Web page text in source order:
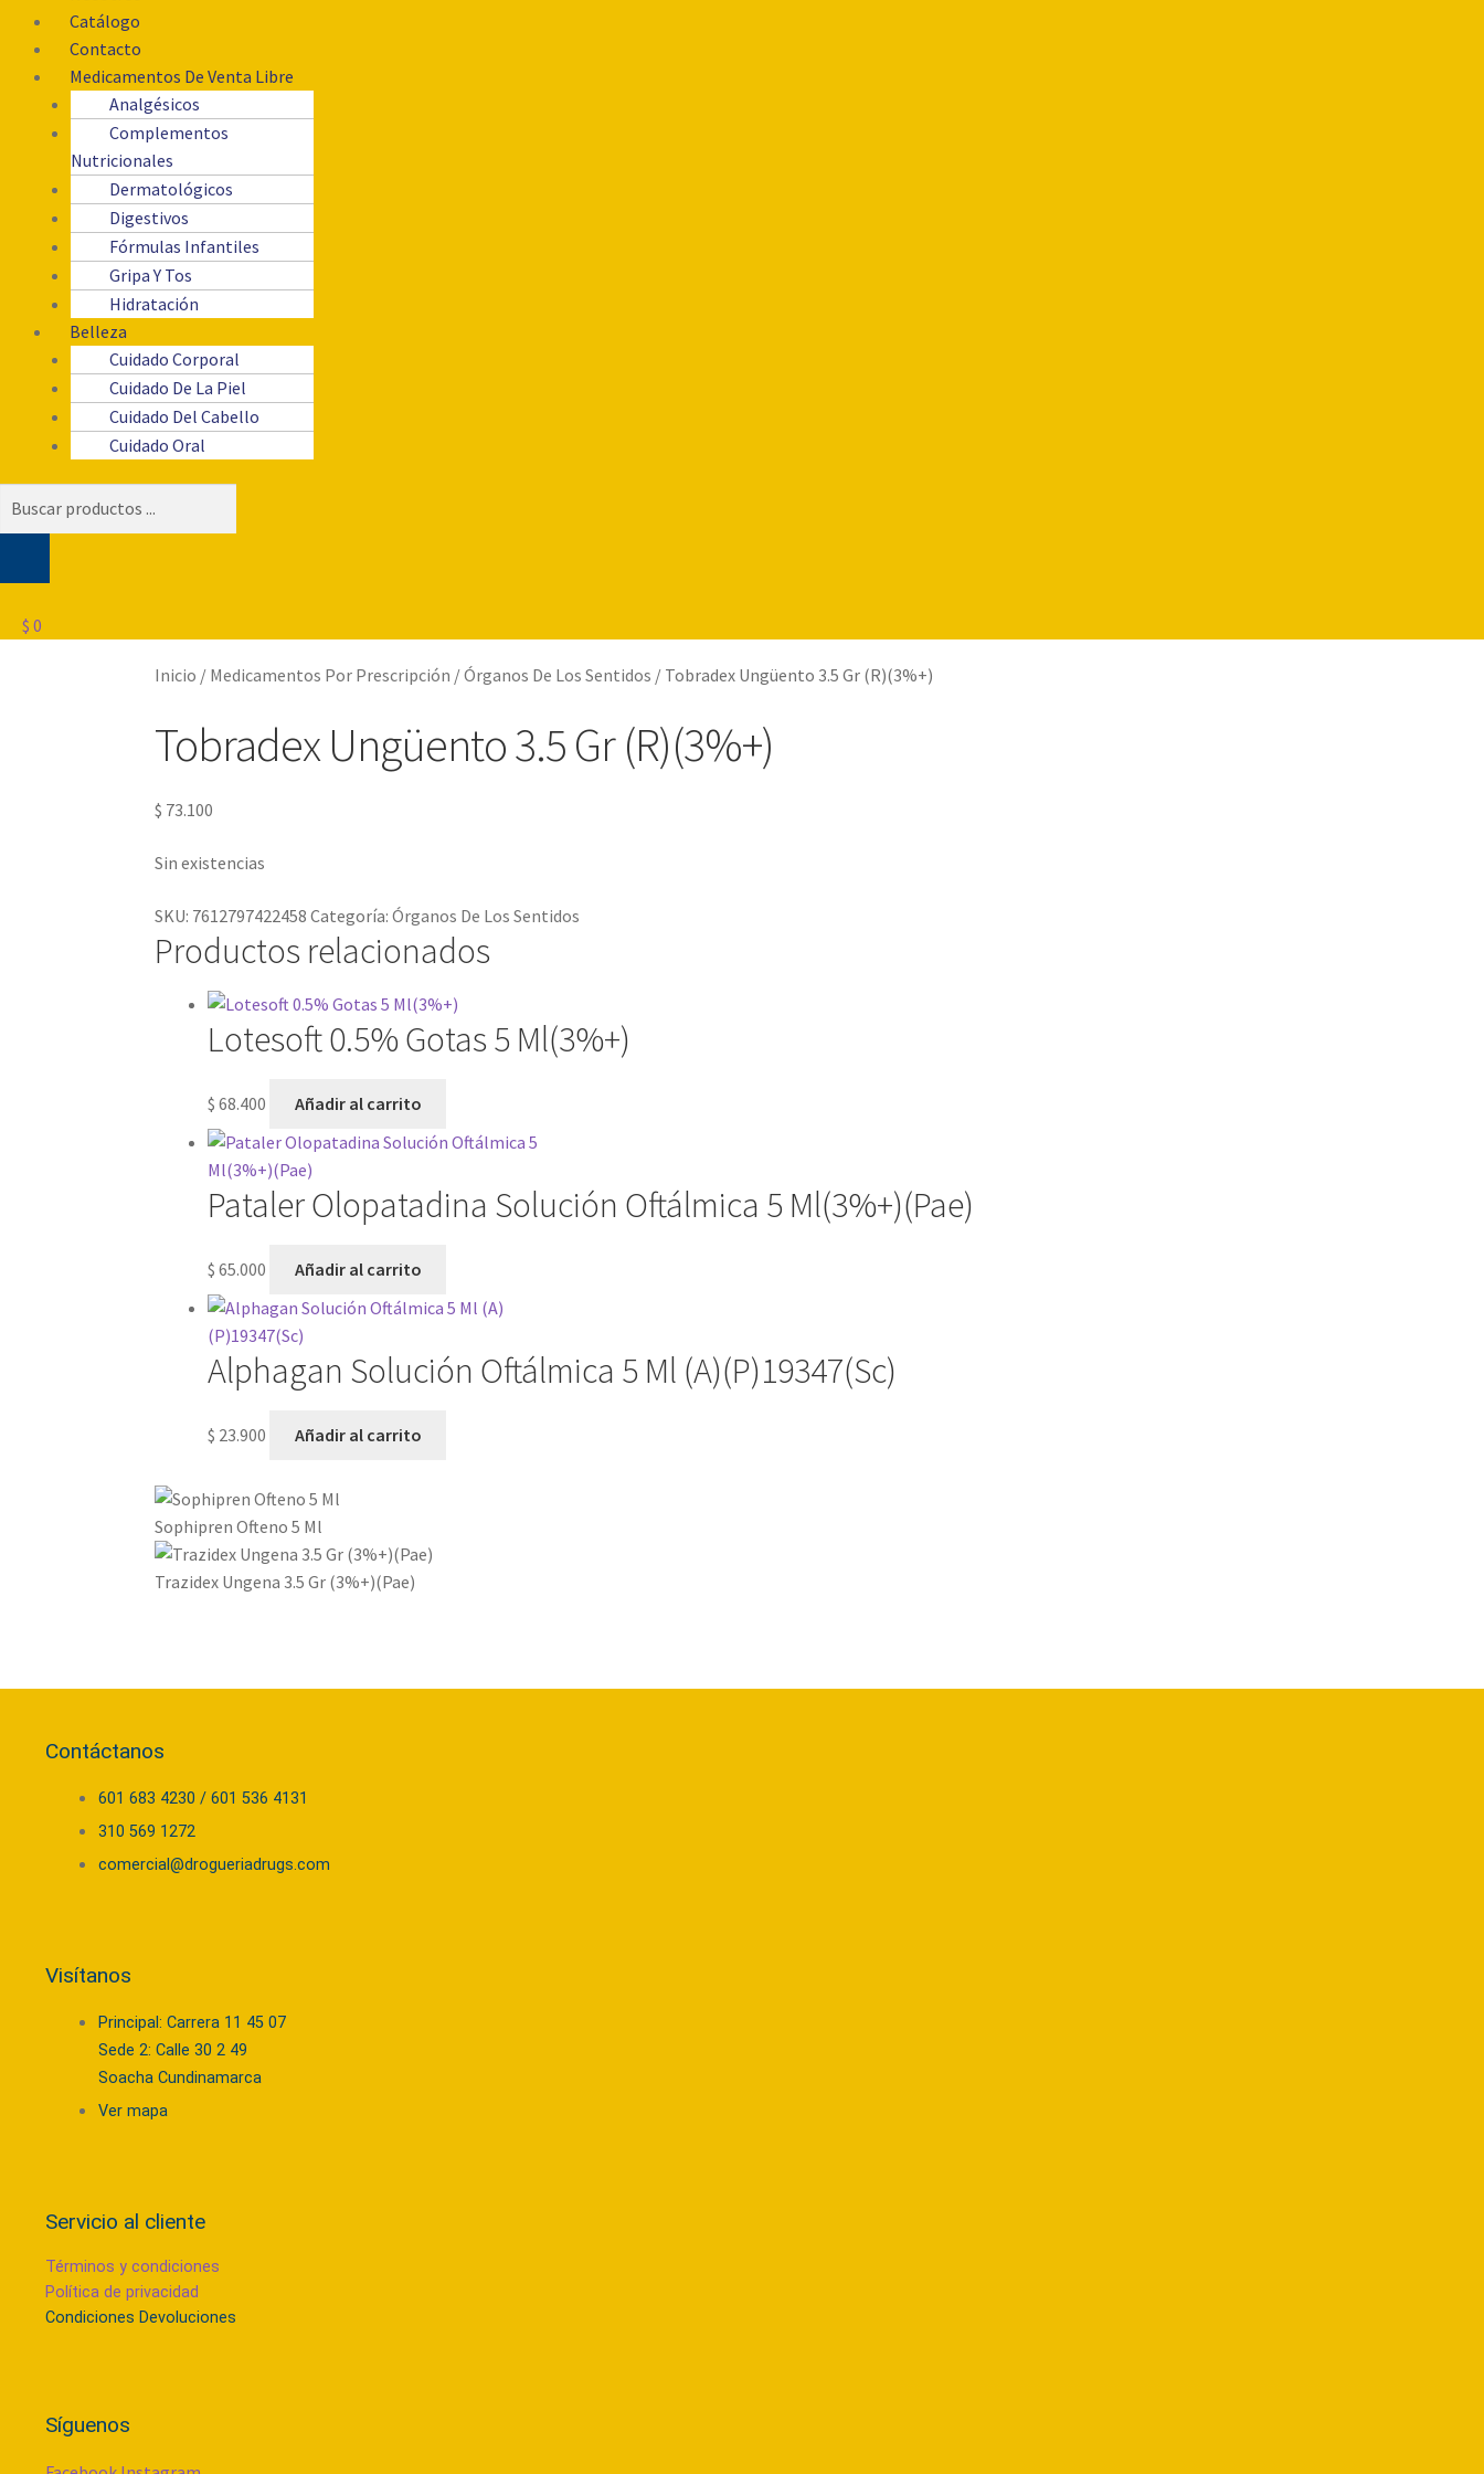
Catálogo
Contacto
Medicamentos De Venta Libre
Analgésicos
Complementos
Nutricionales
Dermatológicos
Digestivos
Fórmulas Infantiles
Gripa Y Tos
Hidratación
Belleza
Cuidado Corporal
Cuidado De La Piel
Cuidado Del Cabello
Cuidado Oral
$ 0
Inicio / Medicamentos Por Prescripción /Órganos De Los Sentidos / Tobradex Ungüento 3.5 Gr (R)(3%+)
Tobradex Ungüento 3.5 Gr (R)(3%+)
$ 73.100
Sin existencias
SKU: 7612797422458 Categoría:Órganos De Los Sentidos
Productos relacionados
Lotesoft 0.5% Gotas 5 Ml(3%+)
$ 68.400 Añadir al carrito
Pataler Olopatadina Solución Oftálmica 5 Ml(3%+)(Pae)
$ 65.000 Añadir al carrito
Alphagan Solución Oftálmica 5 Ml (A)(P)19347(Sc)
$ 23.900 Añadir al carrito
Sophipren Ofteno 5 Ml
Trazidex Ungena 3.5 Gr (3%+)(Pae)
Contáctanos
601 683 4230 / 601 536 4131
310 569 1272
comercial@drogueriadrugs.com
Visítanos
Principal: Carrera 11 45 07
Sede 2: Calle 30 2 49
Soacha Cundinamarca
Ver mapa
Servicio al cliente
Términos y condiciones
Política de privacidad
Condiciones Devoluciones
Síguenos